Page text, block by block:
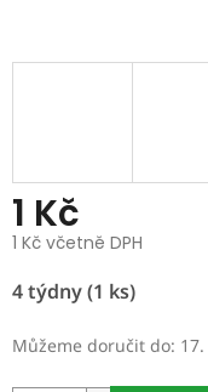
1 Kč
1 Kč včetně DPH
cena:
4 týdny(1 ks)
Můžeme doručit do: